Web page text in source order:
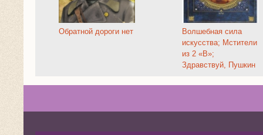
Обратной дороги нет
Волшебная сила
искусства; Мстители
из 2 «В»;
Здравствуй, Пушкин